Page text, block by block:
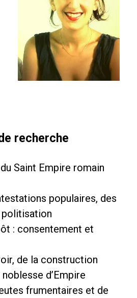
recherche
Saint Empire romain
populaires, des
: consentement et
de la construction
d’Empire
frumentaires et de